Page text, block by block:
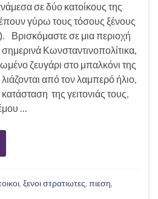
σε δύο κατοίκους της
γύρω τους τόσους ξένους
Βρισκόμαστε σε μια περιοχή
Κωνσταντινοπολίτικα,
ζευγάρι στο μπαλκόνι της
από τον λαμπερό ήλιο,
της γειτονιάς τους,
…
, ξενοι στρατιωτες, πιεση,